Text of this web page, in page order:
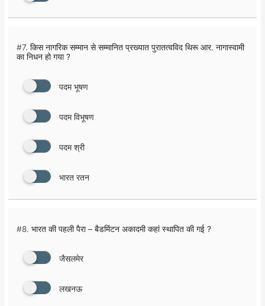
#7. किस नागरिक सम्मान से सम्मानित प्रख्यात पुरातत्वविद थिरू आर. नागास्वामी
का निधन हो गया ?
पदम भूषण
पदम विभूषण
पदम श्री
भारत रतन
#8. भारत की पहली पैरा – बैडमिंटन अकादमी कहां स्थापित की गई ?
जैसलमेर
लखनऊ